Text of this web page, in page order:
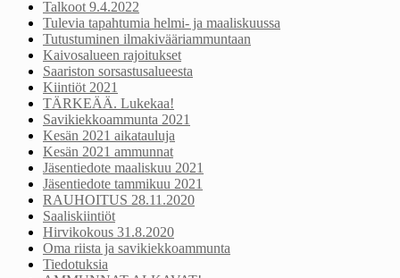
Talkoot 9.4.2022
Tulevia tapahtumia helmi- ja maaliskuussa
Tutustuminen ilmakivääriammuntaan
Kaivosalueen rajoitukset
Saariston sorsastusalueesta
Kiintiöt 2021
TÄRKEÄÄ. Lukekaa!
Savikiekkoammunta 2021
Kesän 2021 aikatauluja
Kesän 2021 ammunnat
Jäsentiedote maaliskuu 2021
Jäsentiedote tammikuu 2021
RAUHOITUS 28.11.2020
Saaliskiintiöt
Hirvikokous 31.8.2020
Oma riista ja savikiekkoammunta
Tiedotuksia